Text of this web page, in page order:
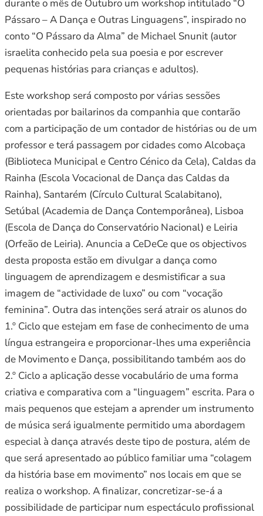
durante o mês de Outubro um workshop intitulado “O
Pássaro – A Dança e Outras Linguagens”, inspirado no
conto “O Pássaro da Alma” de Michael Snunit (autor
israelita conhecido pela sua poesia e por escrever
pequenas histórias para crianças e adultos).
Este workshop será composto por várias sessões
orientadas por bailarinos da companhia que contarão
com a participação de um contador de histórias ou de um
professor e terá passagem por cidades como Alcobaça
(Biblioteca Municipal e Centro Cénico da Cela), Caldas da
Rainha (Escola Vocacional de Dança das Caldas da
Rainha), Santarém (Círculo Cultural Scalabitano),
Setúbal (Academia de Dança Contemporânea), Lisboa
(Escola de Dança do Conservatório Nacional) e Leiria
(Orfeão de Leiria). Anuncia a CeDeCe que os objectivos
desta proposta estão em divulgar a dança como
linguagem de aprendizagem e desmistificar a sua
imagem de “actividade de luxo” ou com “vocação
feminina”. Outra das intenções será atrair os alunos do
1.º Ciclo que estejam em fase de conhecimento de uma
língua estrangeira e proporcionar-lhes uma experiência
de Movimento e Dança, possibilitando também aos do
2.º Ciclo a aplicação desse vocabulário de uma forma
criativa e comparativa com a “linguagem” escrita. Para o
mais pequenos que estejam a aprender um instrumento
de música será igualmente permitido uma abordagem
especial à dança através deste tipo de postura, além de
que será apresentado ao público familiar uma “colagem
da história base em movimento” nos locais em que se
realiza o workshop. A finalizar, concretizar-se-á a
possibilidade de participar num espectáculo profissional